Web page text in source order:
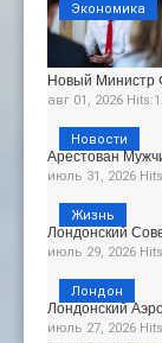
Новый Министр
авг 01, 2026
Экономика
Арестован
июль 31, 2026
Новости
Лондонский
июль 29, 2026
Жизнь
Лондонский
июль 27, 2026
Лондон